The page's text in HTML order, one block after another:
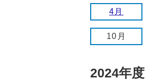
4月
10月
2024年度